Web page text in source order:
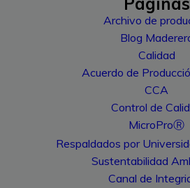
Archivo de
Blog
Calidad
Acuerdo de
CCA
Control de
MicroProⓇ
Respaldados por
Sustentabilidad
Canal de